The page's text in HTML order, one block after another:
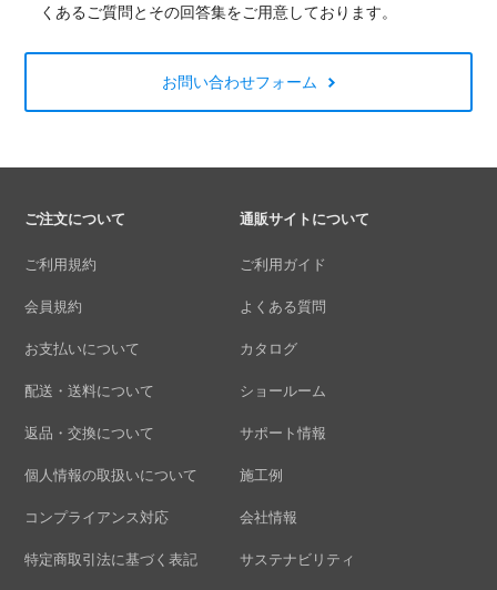
くあるご質問とその回答集をご用意しております。
お問い合わせフォーム
ご注文について
ご利用規約
会員規約
お支払いについて
配送・送料について
返品・交換について
個人情報の取扱いについて
コンプライアンス対応
特定商取引法に基づく表記
通販サイトについて
ご利用ガイド
よくある質問
カタログ
ショールーム
サポート情報
施工例
会社情報
サステナビリティ